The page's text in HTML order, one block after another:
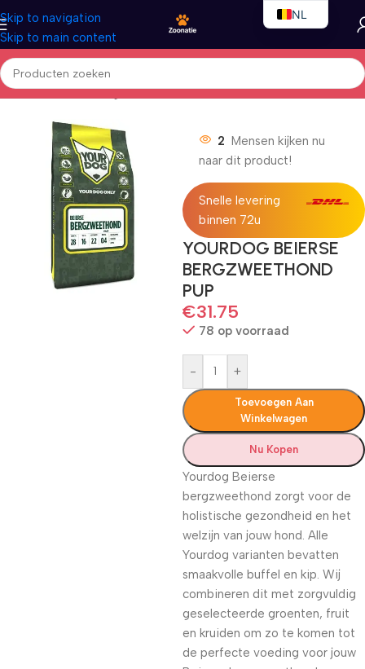
Skip to navigation
Skip to main content
Home/Honden/Droogvoer
2 Mensen kijken nu
naar dit product!
Snelle levering
binnen 72u
YOURDOG BEIERSE
BERGZWEETHOND
PUP
€31.75
78 op voorraad
- +
Toevoegen Aan
Winkelwagen
Nu Kopen
Yourdog Beierse
bergzweethond zorgt voor de
holistische gezondheid en het
welzijn van jouw hond. Alle
Yourdog varianten bevatten
smaakvolle buffel en kip. Wij
combineren dit met zorgvuldig
geselecteerde groenten, fruit
en kruiden om zo te komen tot
de perfecte voeding voor jouw
NL